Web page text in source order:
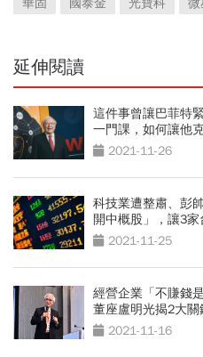
延伸閱讀
這件事曾讓巴菲特
一門課，如何讓他
2021-11-26
科技業遭整肅、彭
開中概股」，讓3
2021-11-25
經營企業「不賺錢
董座盧明光揭2大關
2021-11-16